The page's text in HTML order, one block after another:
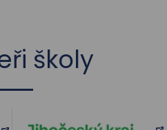
školy